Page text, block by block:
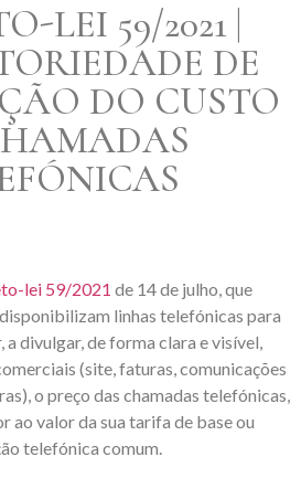
LEI 59/2021 |
DE
DO CUSTO
lei 59/2021 de 14 de julho, que
linhas telefónicas para
divulgar, de forma clara e visível,
(site, faturas, comunicações
o preço das chamadas telefónicas,
ao valor da sua tarifa de base ou
telefónica comum.